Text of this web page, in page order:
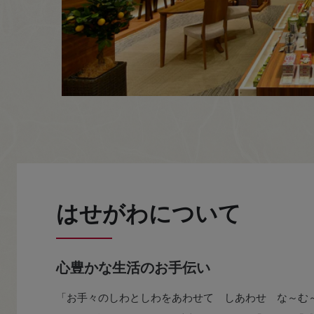
はせがわについて
心豊かな生活のお手伝い
「お手々のしわとしわをあわせて しあわせ な～む